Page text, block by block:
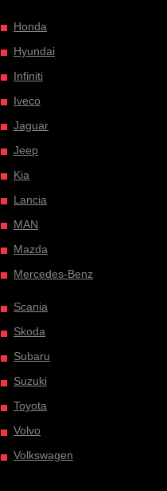
Honda
Hyundai
Infiniti
Iveco
Jaguar
Jeep
Kia
Lancia
MAN
Mazda
Mercedes-Benz
Scania
Skoda
Subaru
Suzuki
Toyota
Volvo
Volkswagen